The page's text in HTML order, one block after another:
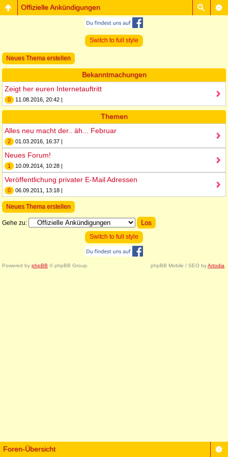
Offizielle Ankündigungen
Switch to full style
Neues Thema erstellen
Bekanntmachungen
Zeigt her euren Internetauftritt
0 11.08.2016, 20:42 |
Themen
Alles neu macht der.. äh... Februar
2 01.03.2016, 16:37 |
Neues Forum!
1 10.09.2014, 10:28 |
Veröffentlichung privater E-Mail Adressen
0 06.09.2011, 13:18 |
Neues Thema erstellen
Gehe zu:
Switch to full style
Powered by phpBB © phpBB Group. phpBB Mobile / SEO byArtodia
Foren-Übersicht